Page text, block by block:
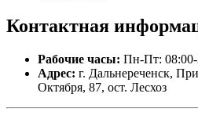
Контактная
Рабочие часы: Пн-Пт: 08:00-
Адрес: г. Дальнереченск,
Октября, 87, ост. Лесхоз